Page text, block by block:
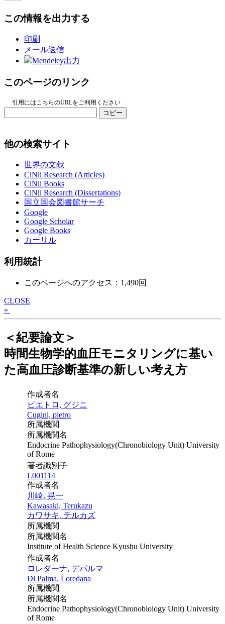
この情報を出力する
印刷
メール送信
Mendeley出力
このページのリンク
引用にはこちらのURLをご利用ください
コピー
他の検索サイト
世界の文献
CiNii Research (Articles)
CiNii Books
CiNii Research (Dissertations)
国立国会図書館サーチ
Google
Google Scholar
Google Books
カーリル
利用統計
このページへのアクセス：1,490回
CLOSE
»
＜紀要論文＞
時間生物学的血圧モニタリングに基い
た高血圧診断基準の新しい考え方
作成者名
ピエトロ, グジニ
Cugini, pietro
所属機関
所属機関名
Endocrine Pathophysiology(Chronobiology Unit) University
of Rome
著者識別子
L001114
作成者名
川崎, 晃一
Kawasaki, Terukazu
カワサキ, テルカズ
所属機関
所属機関名
Institute of Health Science Kyushu University
作成者名
ロレダーナ, デパルマ
Di Palma, Loredana
所属機関
所属機関名
Endocrine Pathophysiology(Chronobiology Unit) University
of Rome